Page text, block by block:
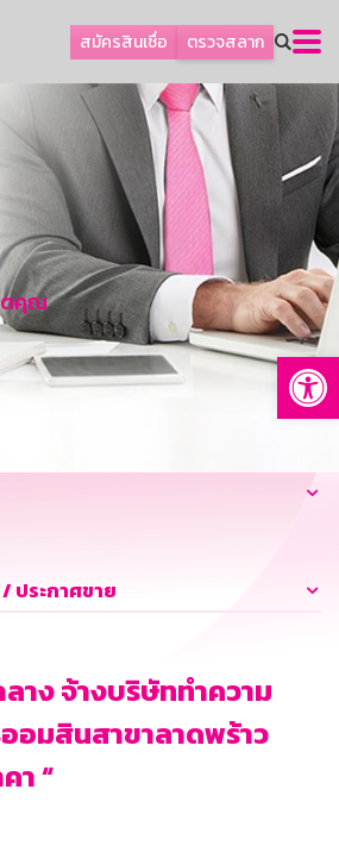
สมัครสินเชื่อ ตรวจสลาก
ย่อย
น
ตคุณ
ประกาศขาย
ลาง จ้างบริษัททำความ
อมสินสาขาลาดพร้าว
า “